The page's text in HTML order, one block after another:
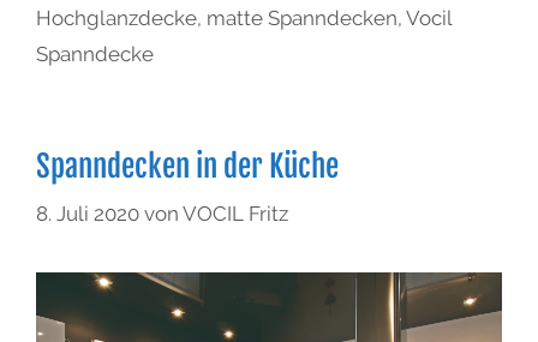
Hochglanzdecke, matte Spanndecken, Vocil
Spanndecke
Spanndecken in der Küche
8. Juli 2020 von VOCIL Fritz